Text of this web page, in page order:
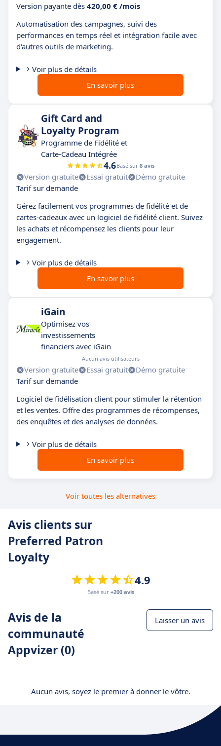
Version payante dès 420,00 € /mois
Automatisation des campagnes, suivi des
performances en temps réel et intégration facile avec
d'autres outils de marketing.
Voir plus de détails
En savoir plus
Gift Card and
Loyalty Program
Programme de Fidélité et
Carte-Cadeau Intégrée
4.6Basé sur 8 avis
Version gratuite Essai gratuit
Démo gratuite
Tarif sur demande
Gérez facilement vos programmes de fidélité et de
cartes-cadeaux avec un logiciel de fidélité client. Suivez
les achats et récompensez les clients pour leur
engagement.
Voir plus de détails
En savoir plus
iGain
Optimisez vos
investissements
financiers avec iGain
Aucun avis utilisateurs
Version gratuite Essai gratuit
Démo gratuite
Tarif sur demande
Logiciel de fidélisation client pour stimuler la rétention
et les ventes. Offre des programmes de récompenses,
des enquêtes et des analyses de données.
Voir plus de détails
En savoir plus
Voir toutes les alternatives
Avis clients sur
Preferred Patron
Loyalty
4.9
Basé sur +200 avis
Avis de la
communauté
Appvizer (0)
Laisser un avis
Aucun avis, soyez le premier à donner le vôtre.